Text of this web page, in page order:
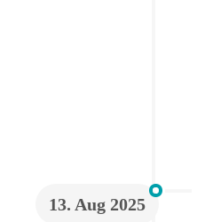
13. Aug 2025